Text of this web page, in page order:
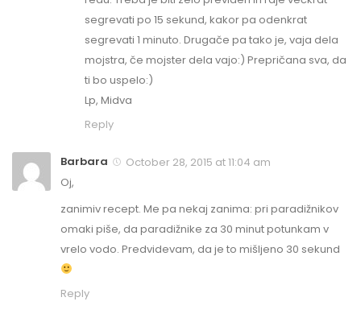
segrevati po 15 sekund, kakor pa odenkrat
segrevati 1 minuto. Drugače pa tako je, vaja dela
mojstra, če mojster dela vajo:) Prepričana sva, da
ti bo uspelo:)
Lp, Midva
Reply
Barbara
October 28, 2015 at 11:04 am
Oj,
zanimiv recept. Me pa nekaj zanima: pri paradižnikov
omaki piše, da paradižnike za 30 minut potunkam v
vrelo vodo. Predvidevam, da je to mišljeno 30 sekund
Reply